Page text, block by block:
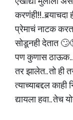
करणंही!!..बर्‍याचदा
प्रेमाचं नाटक
सोडूनही देतात
पण कुणास ठाऊक..
तर झालेत.. तो ही
त्याच्याबद्दल
द्यायला हवा.. तेच